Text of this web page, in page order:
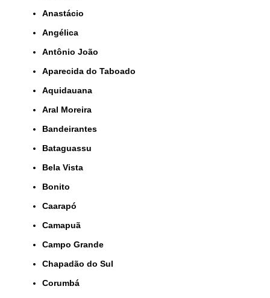
Anastácio
Angélica
Antônio João
Aparecida do Taboado
Aquidauana
Aral Moreira
Bandeirantes
Bataguassu
Bela Vista
Bonito
Caarapó
Camapuã
Campo Grande
Chapadão do Sul
Corumbá